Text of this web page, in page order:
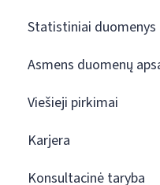
Statistiniai duomenys
Asmens duomenų
Viešieji pirkimai
Karjera
Konsultacinė taryba